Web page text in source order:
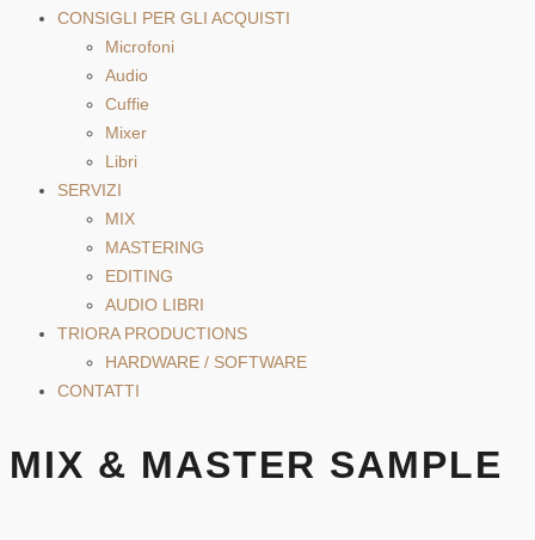
CONSIGLI PER GLI ACQUISTI
Microfoni
Audio
Cuffie
Mixer
Libri
SERVIZI
MIX
MASTERING
EDITING
AUDIO LIBRI
TRIORA PRODUCTIONS
HARDWARE / SOFTWARE
CONTATTI
MIX & MASTER SAMPLE